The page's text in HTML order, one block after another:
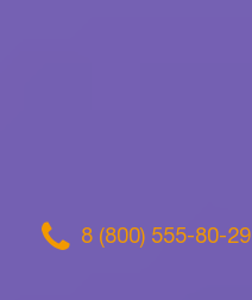
8 (800) 555-80-29